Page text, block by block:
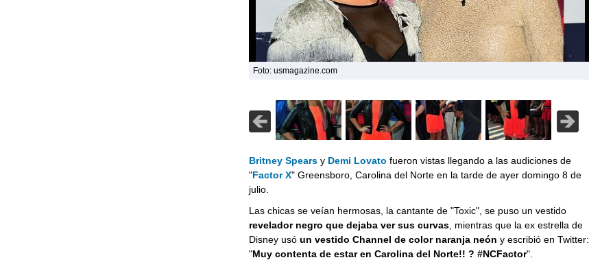
Foto: usmagazine.com
Britney Spearsy Demi Lovato fueron vistas llegando a las audiciones de
"Factor X" Greensboro, Carolina del Norte en la tarde de ayer domingo 8 de
julio.
Las chicas se veían hermosas, la cantante de "Toxic", se puso un vestido
revelador negro que dejaba ver sus curvas, mientras que la ex estrella de
Disney usó un vestido Channel de color naranja neón y escribió en Twitter:
"Muy contenta de estar en Carolina del Norte!! ? #NCFactor".